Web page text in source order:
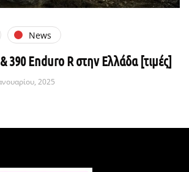
News
390 Enduro R στην Ελλάδα [τιμές]
2025